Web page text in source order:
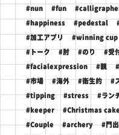
#nun #fun
#happiness #pedestal
#加工アプリ #winning cup
#トーク #肘 #のり #受
#facialexpression #親
#市場 #海外 #衛生的 #
#tipping #stress #ラン
#keeper #Christmas
#Couple #archery #門出